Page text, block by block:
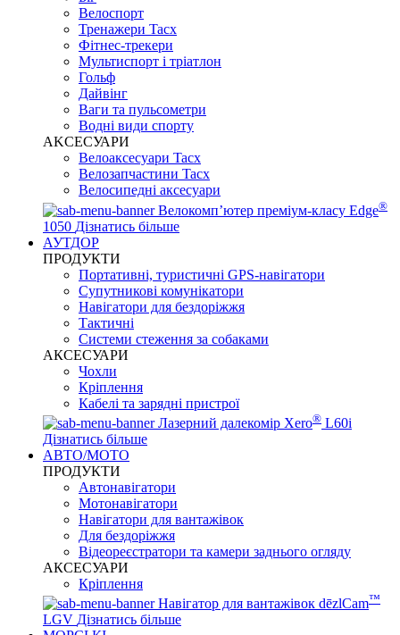
Велоспорт
Тренажери Tacx
Фітнес-трекери
Мультиспорт і тріатлон
Гольф
Дайвінг
Ваги та пульсометри
Водні види спорту
AKCЕСУАРИ
Велоаксесуари Tacx
Велозапчастини Tacx
Велосипедні аксесуари
Велокомп’ютер преміум-класу Edge®
1050 Дізнатись більше
АУТДОР
ПРОДУКТИ
Портативні, туристичні GPS-навігатори
Супутникові комунікатори
Навігатори для бездоріжжя
Тактичні
Системи стеження за собаками
АКСЕСУАРИ
Чохли
Кріплення
Кабелі та зарядні пристрої
Лазерний далекомір Xero® L60i
Дізнатись більше
АВТО/МОТО
ПРОДУКТИ
Автонавігатори
Мотонавігатори
Навігатори для вантажівок
Для бездоріжжя
Відеореєстратори та камери заднього огляду
АКСЕСУАРИ
Кріплення
Навігатор для вантажівок dēzlCam™
LGV Дізнатись більше